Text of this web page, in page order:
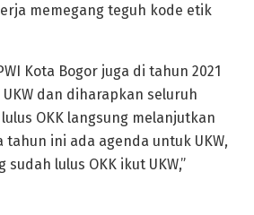
memegang teguh kode etik
Kota Bogor juga di tahun 2021
dan diharapkan seluruh
OKK langsung melanjutkan
tahun ini ada agenda untuk UKW,
lulus OKK ikut UKW,”